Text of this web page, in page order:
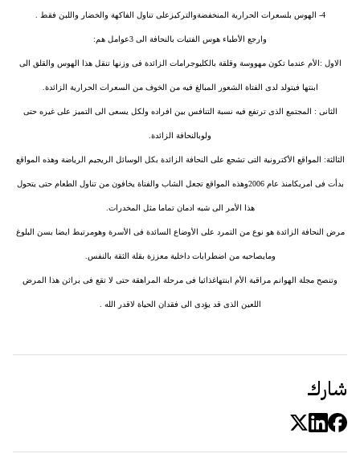
4- الهوس بلسعرات الحرارية المنخفضةوالتركيزعلى تناول الفاكهة والخضار واللبن فقط .
وارجع الأطباء هوس الفتيات بالنحافة الى 3عوامل هم:
الاول :الأم عندما تكون مهووسة وقلقة بالكليوجرامات الزائدة فى وزنها تنقل هذا الهوس والقلق الى
ابنتها فيتولد لدى الفتاة الشعور المبالغ فيه من الخوف من السعرات الحرارية الزائدة.
الثانى : المجتمع الذى ترتفع فيه نسبة التنافس بين افراده ولكل يسعى الى التميز على غيره حتى
ولوبالنحافة الزائدة.
الثالثة: المواقع الأكترونية التى تشجع على النحافة الزائدة بكل الوسائل الريجيم الرياضة وهذه المواقع
بدأت فى امريكامنذ عام 2006وهذه المواقع تجعل الشاب والفتاة يخافون من تناول الطعام حتى يتحول
هذا الأمر الى شبه ادمان تماما مثل المخدرات.
مرض النحافة الزائدة هو نوع من التمرد على الأوضاع السائدة فى الأسرة وهومرتبط ايضا بسن البلوغ
ومايصاحبه من اضطرابات داخلية معززة بقلة الثقة بالنفس.
وتنصح مجلة الهوانم مراقبة الأم ابنتهاغذائيا فى مرحلة المراهقة حتى لا تقع فى براثن هذا المرض
اللعين الذى قد يؤدى الى فقدان الحياة لاقدر الله .
شارك